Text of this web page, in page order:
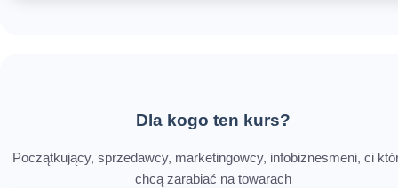
Dla kogo ten kurs?
Początkujący, sprzedawcy, marketingowcy, infobiznesmeni, ci
chcą zarabiać na towarach